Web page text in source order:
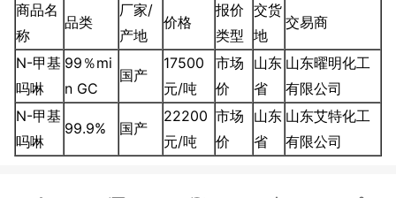
商品名
称
品类
厂家/
产地
价格
报价
类型
交货
地
交易商
N-甲基
吗啉
99％mi
n GC
国产
17500
元/吨
市场
价
山东
省
山东曜明化工
有限公司
N-甲基
吗啉
99.9% 国产
22200
元/吨
市场
价
山东
省
山东艾特化工
有限公司